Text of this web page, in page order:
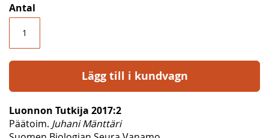
Antal
Lägg till i kundvagn
Luonnon Tutkija 2017:2
Päätoim. Juhani Mänttäri